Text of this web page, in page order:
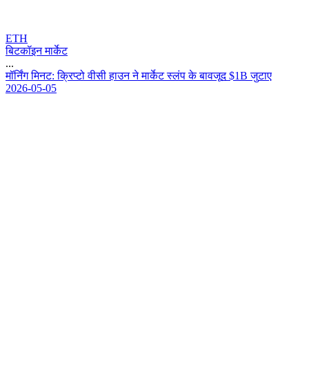
ETH
बिटकॉइन मार्केट
...
मरग मनट: कपट वस हउन न मरट सलप क बवजद $1B जटए
2026-05-05